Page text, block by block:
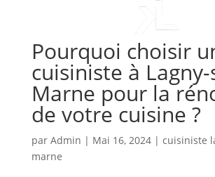
Pourquoi choisir
cuisiniste à
Marne pour la
de votre cuisine ?
par Admin | Mai 16, 2024| cuisiniste
marne